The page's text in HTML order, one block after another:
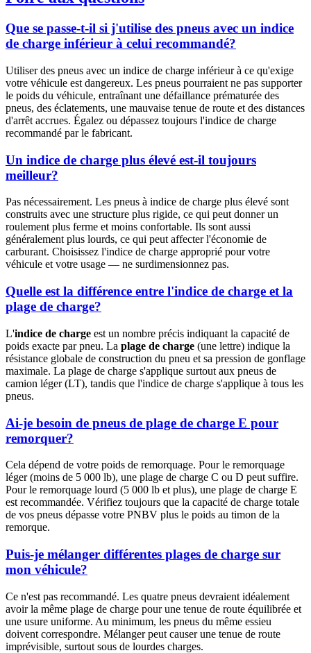
Que se passe-t-il si j'utilise des pneus avec un indice
de charge inférieur à celui recommandé?
Utiliser des pneus avec un indice de charge inférieur à ce qu'exige
votre véhicule est dangereux. Les pneus pourraient ne pas supporter
le poids du véhicule, entraînant une défaillance prématurée des
pneus, des éclatements, une mauvaise tenue de route et des distances
d'arrêt accrues. Égalez ou dépassez toujours l'indice de charge
recommandé par le fabricant.
Un indice de charge plus élevé est-il toujours
meilleur?
Pas nécessairement. Les pneus à indice de charge plus élevé sont
construits avec une structure plus rigide, ce qui peut donner un
roulement plus ferme et moins confortable. Ils sont aussi
généralement plus lourds, ce qui peut affecter l'économie de
carburant. Choisissez l'indice de charge approprié pour votre
véhicule et votre usage — ne surdimensionnez pas.
Quelle est la différence entre l'indice de charge et la
plage de charge?
L'indice de charge est un nombre précis indiquant la capacité de
poids exacte par pneu. La plage de charge (une lettre) indique la
résistance globale de construction du pneu et sa pression de gonflage
maximale. La plage de charge s'applique surtout aux pneus de
camion léger (LT), tandis que l'indice de charge s'applique à tous les
pneus.
Ai-je besoin de pneus de plage de charge E pour
remorquer?
Cela dépend de votre poids de remorquage. Pour le remorquage
léger (moins de 5 000 lb), une plage de charge C ou D peut suffire.
Pour le remorquage lourd (5 000 lb et plus), une plage de charge E
est recommandée. Vérifiez toujours que la capacité de charge totale
de vos pneus dépasse votre PNBV plus le poids au timon de la
remorque.
Puis-je mélanger différentes plages de charge sur
mon véhicule?
Ce n'est pas recommandé. Les quatre pneus devraient idéalement
avoir la même plage de charge pour une tenue de route équilibrée et
une usure uniforme. Au minimum, les pneus du même essieu
doivent correspondre. Mélanger peut causer une tenue de route
imprévisible, surtout sous de lourdes charges.